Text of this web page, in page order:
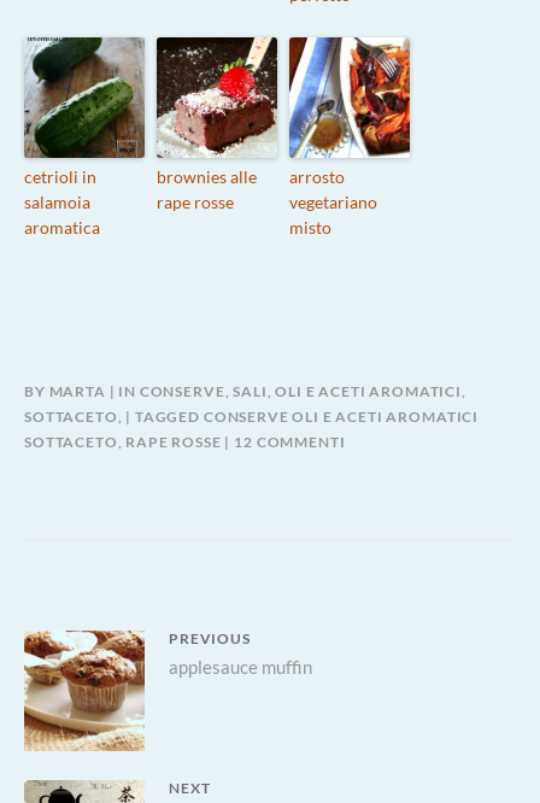
cetrioli in
salamoia
aromatica
brownies alle
rape rosse
arrosto
vegetariano
misto
BY MARTA IN CONSERVE, SALI, OLI E ACETI AROMATICI,
SOTTACETO,
TAGGED CONSERVE OLI E ACETI AROMATICI
SOTTACETO RAPE ROSSE 12 COMMENTI
Navigazione
articoli
PREVIOUS
Previous
post:
applesauce muffin
NEXT